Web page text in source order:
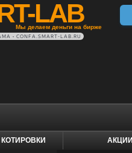
LAB
Мы делаем деньги на бирже
• CONFA.SMART-LAB.RU
КОТИРОВКИ АКЦИИ